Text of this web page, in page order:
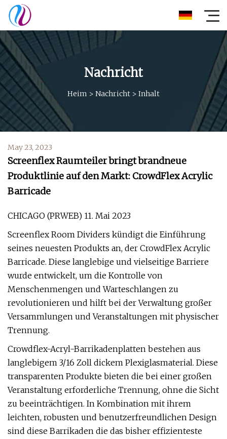
Nachricht
Heim > Nachricht > Inhalt
May 23, 2023
Screenflex Raumteiler bringt brandneue
Produktlinie auf den Markt: CrowdFlex Acrylic
Barricade
CHICAGO (PRWEB) 11. Mai 2023
Screenflex Room Dividers kündigt die Einführung
seines neuesten Produkts an, der CrowdFlex Acrylic
Barricade. Diese langlebige und vielseitige Barriere
wurde entwickelt, um die Kontrolle von
Menschenmengen und Warteschlangen zu
revolutionieren und hilft bei der Verwaltung großer
Versammlungen und Veranstaltungen mit physischer
Trennung.
Crowdflex-Acryl-Barrikadenplatten bestehen aus
langlebigem 3/16 Zoll dickem Plexiglasmaterial. Diese
transparenten Produkte bieten die bei einer großen
Veranstaltung erforderliche Trennung, ohne die Sicht
zu beeinträchtigen. In Kombination mit ihrem
leichten, robusten und benutzerfreundlichen Design
sind diese Barrikaden die das bisher effizienteste